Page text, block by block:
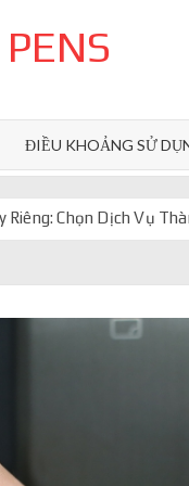
ĐIỀU KHOẢNG SỬ
Chọn Dịch Vụ
và AI agent
chi phí vận hành
web phản hồi 24/7
thống ra sao